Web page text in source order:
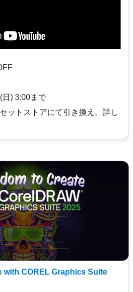
日) 3:00まで
ットストアにて引き換え。詳し
with COREL Graphics Suite